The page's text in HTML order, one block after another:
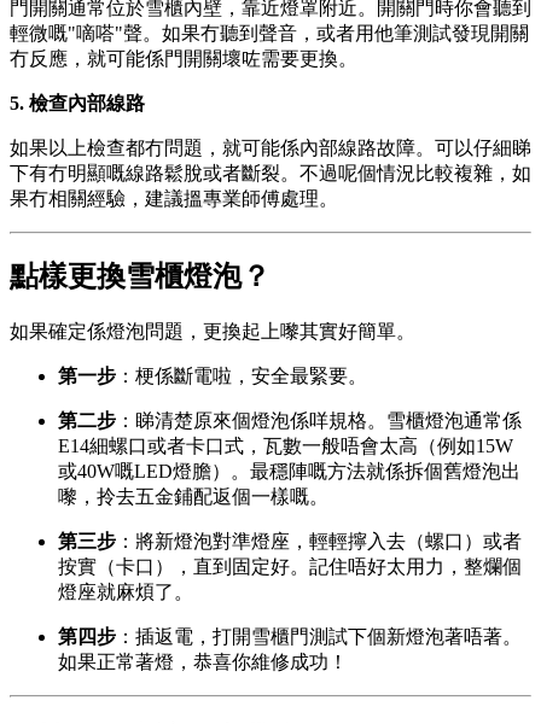
門開關通常位於雪櫃內壁，靠近燈罩附近。開關門時你會聽到
輕微嘅"嘀嗒"聲。如果冇聽到聲音，或者用他筆測試發現開關
冇反應，就可能係門開關壞咗需要更換。
5. 檢查內部線路
如果以上檢查都冇問題，就可能係內部線路故障。可以仔細睇
下有冇明顯嘅線路鬆脫或者斷裂。不過呢個情況比較複雜，如
果冇相關經驗，建議搵專業師傅處理。
點樣更換雪櫃燈泡？
如果確定係燈泡問題，更換起上嚟其實好簡單。
第一步 ：梗係斷電啦，安全最緊要。
第二步 ：睇清楚原來個燈泡係咩規格。雪櫃燈泡通常係
E14細螺口或者卡口式，瓦數一般唔會太高（例如15W
或40W嘅LED燈膽）。最穩陣嘅方法就係拆個舊燈泡出
嚟，拎去五金鋪配返個一樣嘅。
第三步 ：將新燈泡對準燈座，輕輕擰入去（螺口）或者
按實（卡口），直到固定好。記住唔好太用力，整爛個
燈座就麻煩了。
第四步 ：插返電，打開雪櫃門測試下個新燈泡著唔著。
如果正常著燈，恭喜你維修成功！